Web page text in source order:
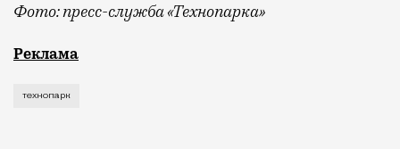
Фото: пресс-служба «Технопарка»
Рекламные кампании техники редко выходят за
Реклама
технопарк